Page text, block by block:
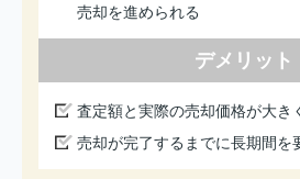
売却を進められる
デメリット
査定額と実際の売却価格が大き
売却が完了するまでに長期間を